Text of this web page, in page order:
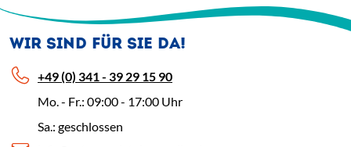
WIR SIND FÜR SIE DA!
+49 (0) 341 - 39 29 15 90
Mo. - Fr.: 09:00 - 17:00 Uhr
Sa.: geschlossen